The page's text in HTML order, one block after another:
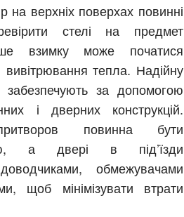
на верхніх поверхах повинні
стелі на предмет
взимку може початися
вивітрювання тепла. Надійну
забезпечують за допомогою
і дверних конструкцій.
повинна бути
а двері в під’їзди
обмежувачами
щоб мінімізувати втрати